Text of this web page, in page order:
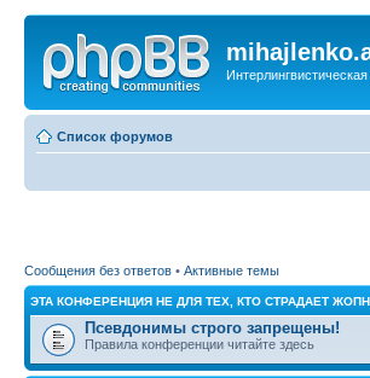
Список форумов
Сообщения без ответов • Активные темы
ЭТА КОНФЕРЕНЦИЯ НЕ ДЛЯ ТЕХ, КТО СТРАДАЕТ
Псевдонимы строго запрещены!
Правила конференции читайте здесь